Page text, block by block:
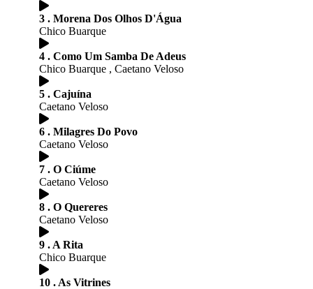
3 . Morena Dos Olhos D'Água
Chico Buarque
4 . Como Um Samba De Adeus
Chico Buarque , Caetano Veloso
5 . Cajuína
Caetano Veloso
6 . Milagres Do Povo
Caetano Veloso
7 . O Ciúme
Caetano Veloso
8 . O Quereres
Caetano Veloso
9 . A Rita
Chico Buarque
10 . As Vitrines